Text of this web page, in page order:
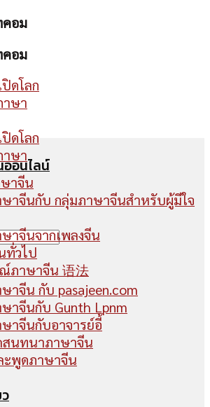
อม
อม
ออนไลน์
าจีน
ษาจีนกับ กลุ่มภาษาจีนสำหรับผู้มีใจ
าจีนจากเพลงจีน
ทั่วไป
ภาษาจีน 语法
าจีน กับ pasajeen.com
ษาจีนกับ Gunth Lpnm
ษาจีนกับอาจารย์อี้
สนทนาภาษาจีน
ะพูดภาษาจีน